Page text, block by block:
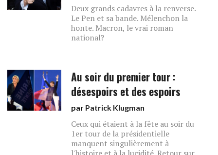
Deux grands cadavres à la renverse.
Le Pen et sa bande. Mélenchon la
honte. Macron, le vrai roman
national?
Au soir du premier tour :
désespoirs et des espoirs
par Patrick Klugman
Ceux qui étaient à la fête au soir du
1er tour de la présidentielle
manquent singulièrement à